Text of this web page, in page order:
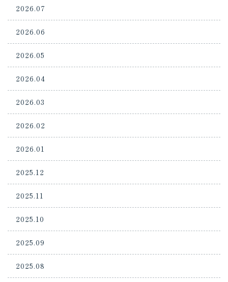
2026.07
2026.06
2026.05
2026.04
2026.03
2026.02
2026.01
2025.12
2025.11
2025.10
2025.09
2025.08